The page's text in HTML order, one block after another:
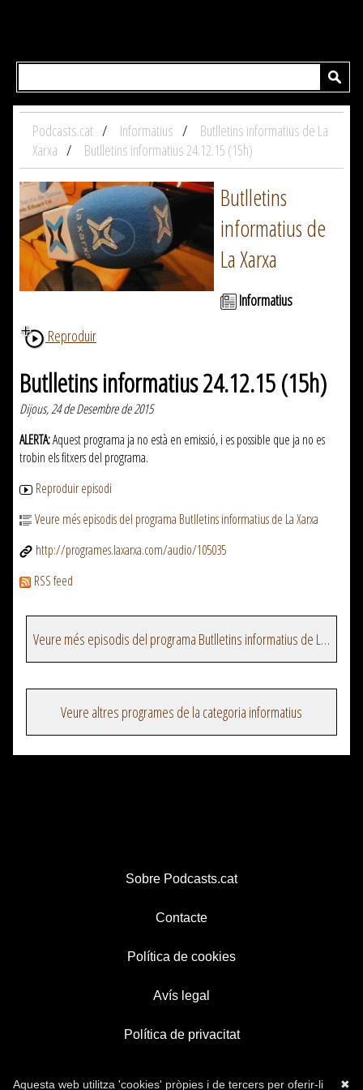
Podcasts.cat Informatius
Butlletins informatius de La
Xarxa
Butlletins informatius 24.12.15 (15h)
Butlletins
informatius de
La Xarxa
Informatius
Reproduir
Butlletins informatius 24.12.15 (15h)
Dijous, 24 de Desembre de 2015
ALERTA:Aquest programa ja no està en emissió, i es possible que ja no es
trobin els fitxers del programa.
Reproduir episodi
Veure més episodis del programa Butlletins informatius de La Xarxa
http://programes.laxarxa.com/audio/105035
RSS feed
Veure més episodis del programa Butlletins informatius de La Xarxa
Veure altres programes de la categoria informatius
Sobre Podcasts.cat
Contacte
Política de cookies
Avís legal
Política de privacitat
✖
Aquesta web utilitza 'cookies' pròpies i de tercers per oferir-li